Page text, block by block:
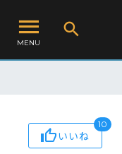
MENU
いいね
10